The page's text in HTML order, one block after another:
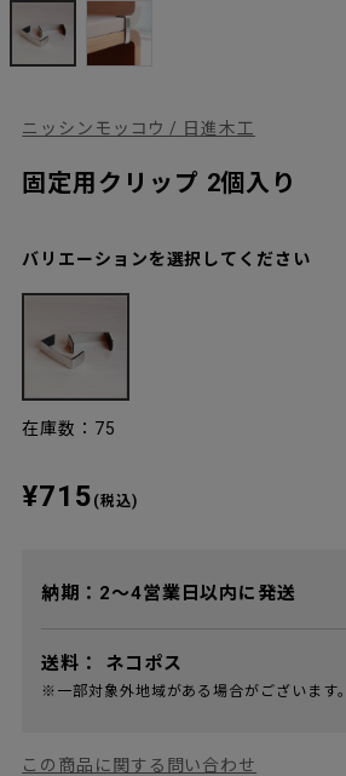
ニッシンモッコウ / 日進木工
固定用クリップ 2個入り
バリエーションを選択してください
在庫数：75
¥715 (税込)
納期：2～4営業日以内に発送
送料： ネコポス
※一部対象外地域がある場合がございます。
この商品に関する問い合わせ